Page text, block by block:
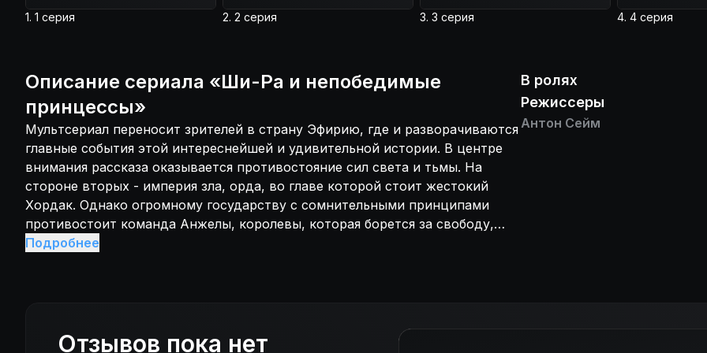
использует свой знаменитый волшебный меч и магию, которые
помогают ей стать ещё сильнее. Противостояние с
приближённые смогут перевернуть ход истории и принести в мир
правления, однако даже не подозревают, с какой невероятной
силой столкнулись на этот раз.
1. 1 серия 2. 2 серия 3. 3 серия 4. 4 серия
Описание сериала «Ши-Ра и непобедимые
принцессы»
Мультсериал переносит зрителей в страну Эфирию, где и разворачиваются
главные события этой интереснейшей и удивительной истории. В центре
внимания рассказа оказывается противостояние сил света и тьмы. На
стороне вторых - империя зла, орда, во главе которой стоит жестокий
Хордак. Однако огромному государству с сомнительными принципами
противостоит команда Анжелы, королевы, которая борется за свободу,
равноправие и справедливость. В её команду бунтарей входят
воинственной. Главная героиня использует свой знаменитый волшебный
Подробнее
В ролях
Режиссеры
Антон Сейм
Отзывов пока нет